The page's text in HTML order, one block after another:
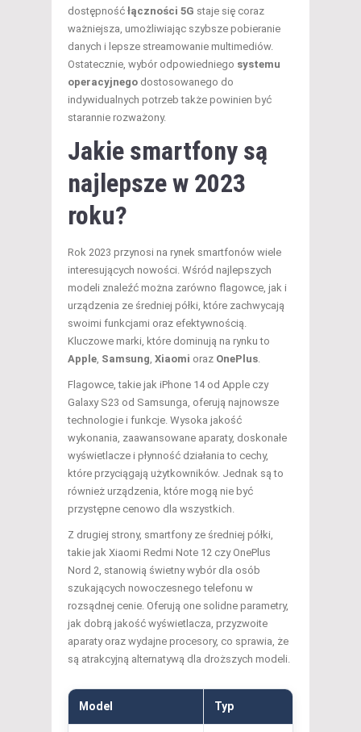
dostępność łączności 5G staje się coraz
ważniejsza, umożliwiając szybsze pobieranie
danych i lepsze streamowanie multimediów.
Ostatecznie, wybór odpowiedniego systemu
operacyjnego dostosowanego do
indywidualnych potrzeb także powinien być
starannie rozważony.
Jakie smartfony są
najlepsze w 2023
roku?
Rok 2023 przynosi na rynek smartfonów wiele
interesujących nowości. Wśród najlepszych
modeli znaleźć można zarówno flagowce, jak i
urządzenia ze średniej półki, które zachwycają
swoimi funkcjami oraz efektywnością.
Kluczowe marki, które dominują na rynku to
Apple Samsung Xiaomi oraz OnePlus
Flagowce, takie jak iPhone 14 od Apple czy
Galaxy S23 od Samsunga, oferują najnowsze
technologie i funkcje. Wysoka jakość
wykonania, zaawansowane aparaty, doskonałe
wyświetlacze i płynność działania to cechy,
które przyciągają użytkowników. Jednak są to
również urządzenia, które mogą nie być
przystępne cenowo dla wszystkich.
Z drugiej strony, smartfony ze średniej półki,
takie jak Xiaomi Redmi Note 12 czy OnePlus
Nord 2, stanowią świetny wybór dla osób
szukających nowoczesnego telefonu w
rozsądnej cenie. Oferują one solidne parametry,
jak dobrą jakość wyświetlacza, przyzwoite
aparaty oraz wydajne procesory, co sprawia, że
są atrakcyjną alternatywą dla droższych modeli.
Model Typ